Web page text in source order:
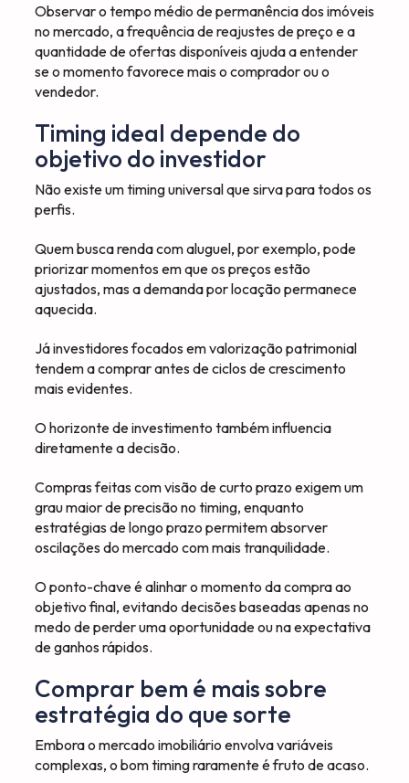
Observar o tempo médio de permanência dos imóveis
no mercado, a frequência de reajustes de preço e a
quantidade de ofertas disponíveis ajuda a entender
se o momento favorece mais o comprador ou o
vendedor.
Timing ideal depende do
objetivo do investidor
Não existe um timing universal que sirva para todos os
perfis.
Quem busca renda com aluguel, por exemplo, pode
priorizar momentos em que os preços estão
ajustados, mas a demanda por locação permanece
aquecida.
Já investidores focados em valorização patrimonial
tendem a comprar antes de ciclos de crescimento
mais evidentes.
O horizonte de investimento também influencia
diretamente a decisão.
Compras feitas com visão de curto prazo exigem um
grau maior de precisão no timing, enquanto
estratégias de longo prazo permitem absorver
oscilações do mercado com mais tranquilidade.
O ponto-chave é alinhar o momento da compra ao
objetivo final, evitando decisões baseadas apenas no
medo de perder uma oportunidade ou na expectativa
de ganhos rápidos.
Comprar bem é mais sobre
estratégia do que sorte
Embora o mercado imobiliário envolva variáveis
complexas, o bom timing raramente é fruto de acaso.